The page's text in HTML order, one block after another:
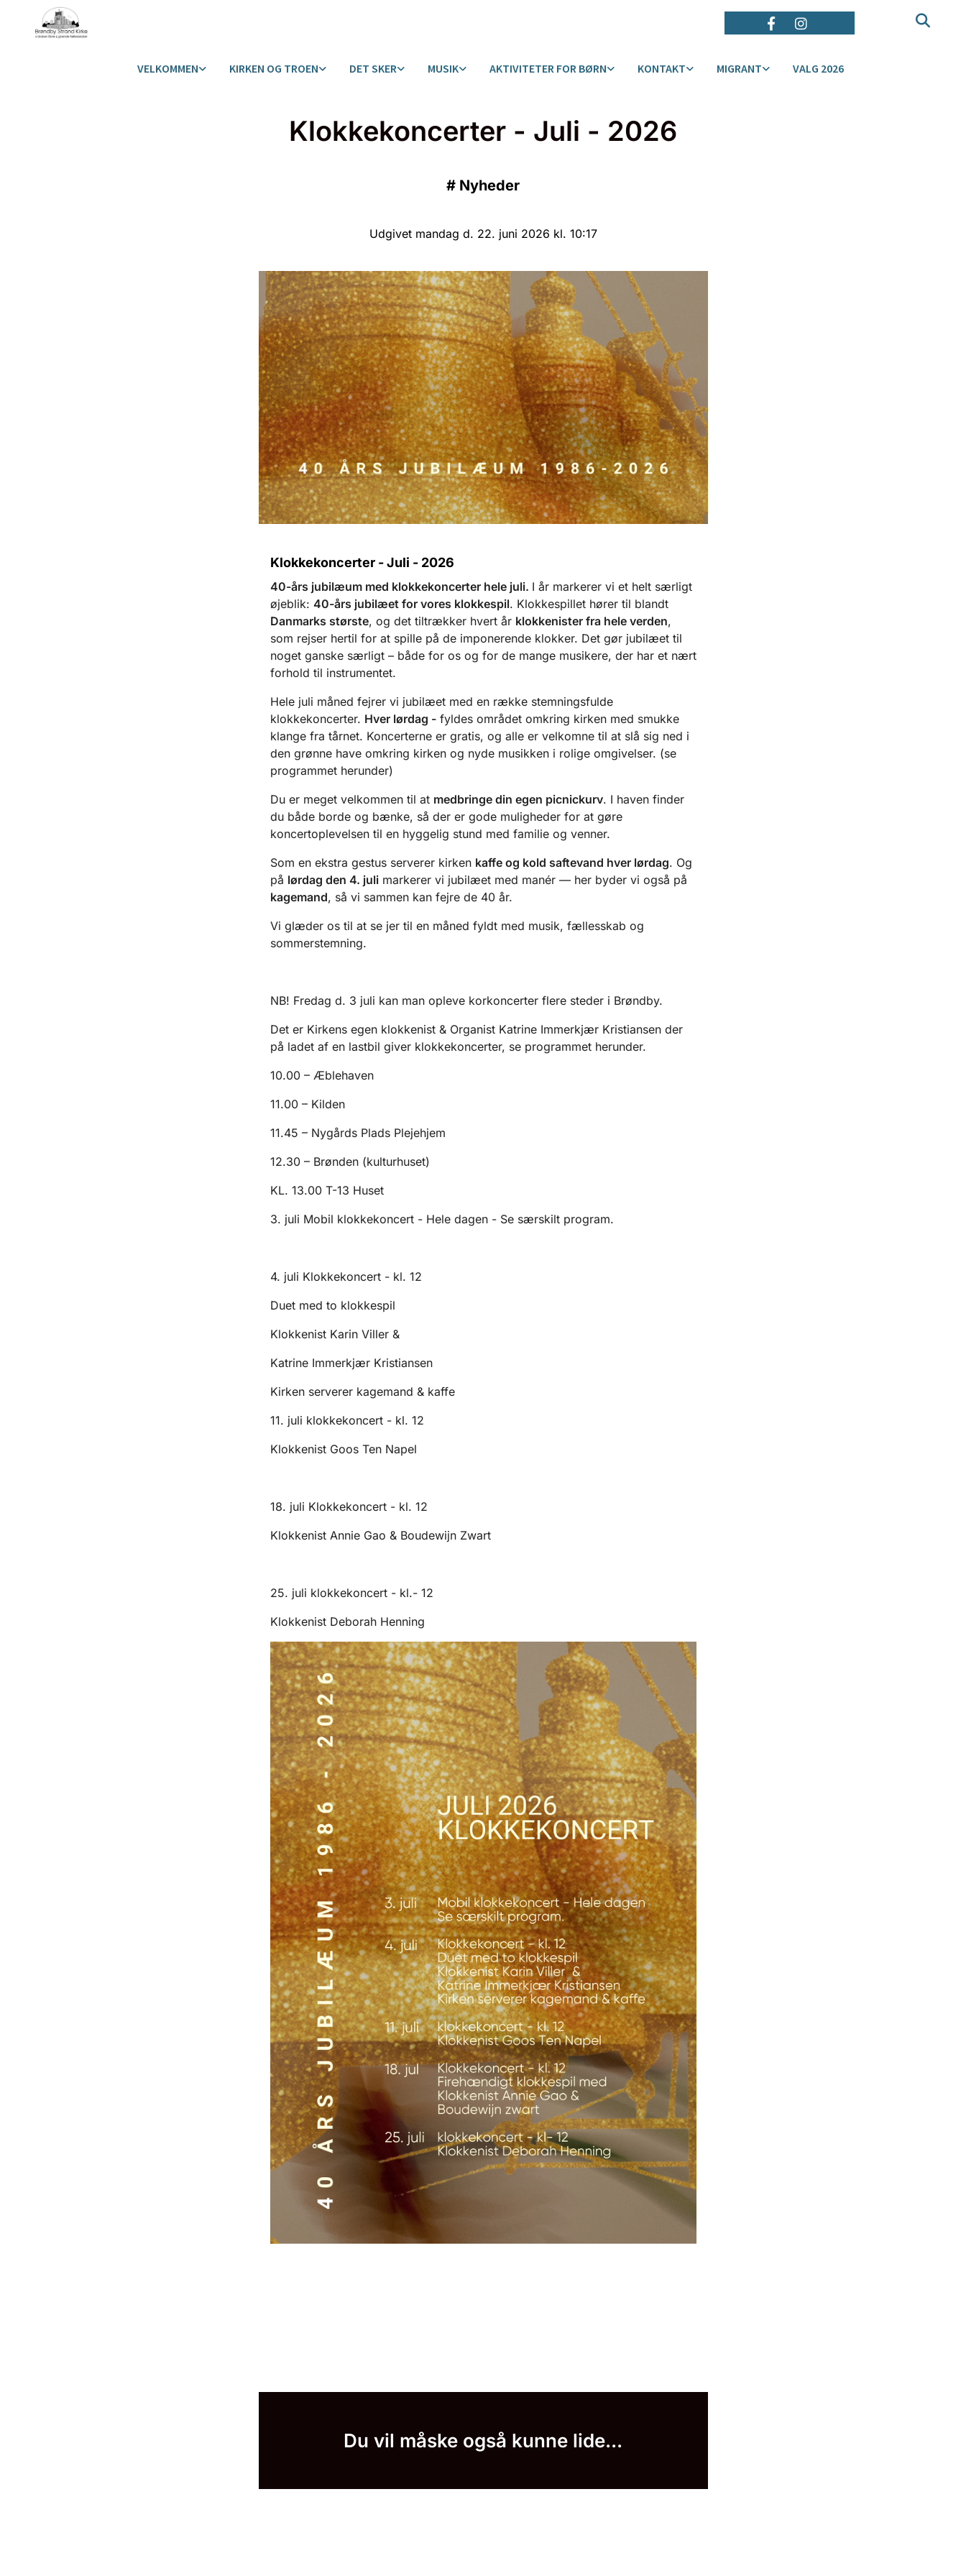
VELKOMMEN KIRKEN OG TROEN DET SKER MUSIK AKTIVITETER FOR BØRN KONTAKT MIGRANT VALG 2026
Klokkekoncerter - Juli - 2026
# Nyheder
Udgivet mandag d. 22. juni 2026 kl. 10:17
Klokkekoncerter - Juli - 2026
40-års jubilæum med klokkekoncerter hele juli. I år markerer vi et helt særligt
øjeblik: 40-års jubilæet for vores klokkespil. Klokkespillet hører til blandt
Danmarks største, og det tiltrækker hvert år klokkenister fra hele verden,
som rejser hertil for at spille på de imponerende klokker. Det gør jubilæet til
noget ganske særligt – både for os og for de mange musikere, der har et nært
forhold til instrumentet.
Hele juli måned fejrer vi jubilæet med en række stemningsfulde
klokkekoncerter. Hver lørdag -fyldes området omkring kirken med smukke
klange fra tårnet. Koncerterne er gratis, og alle er velkomne til at slå sig ned i
den grønne have omkring kirken og nyde musikken i rolige omgivelser. (se
programmet herunder)
Du er meget velkommen til at medbringe din egen picnickurv. I haven finder
du både borde og bænke, så der er gode muligheder for at gøre
koncertoplevelsen til en hyggelig stund med familie og venner.
Som en ekstra gestus serverer kirken kaffe og kold saftevand hver lørdag. Og
på lørdag den 4. julimarkerer vi jubilæet med manér — her byder vi også på
kagemand, så vi sammen kan fejre de 40 år.
Vi glæder os til at se jer til en måned fyldt med musik, fællesskab og
sommerstemning.
NB! Fredag d. 3 juli kan man opleve korkoncerter flere steder i Brøndby.
Det er Kirkens egen klokkenist & Organist Katrine Immerkjær Kristiansen der
på ladet af en lastbil giver klokkekoncerter, se programmet herunder.
10.00 – Æblehaven
11.00 – Kilden
11.45 – Nygårds Plads Plejehjem
12.30 – Brønden (kulturhuset)
KL. 13.00 T-13 Huset
3. juli Mobil klokkekoncert - Hele dagen - Se særskilt program.
4. juli Klokkekoncert - kl. 12
Duet med to klokkespil
Klokkenist Karin Viller &
Katrine Immerkjær Kristiansen
Kirken serverer kagemand & kaffe
11. juli klokkekoncert - kl. 12
Klokkenist Goos Ten Napel
18. juli Klokkekoncert - kl. 12
Klokkenist Annie Gao & Boudewijn Zwart
25. juli klokkekoncert - kl.- 12
Klokkenist Deborah Henning
Du vil måske også kunne lide...